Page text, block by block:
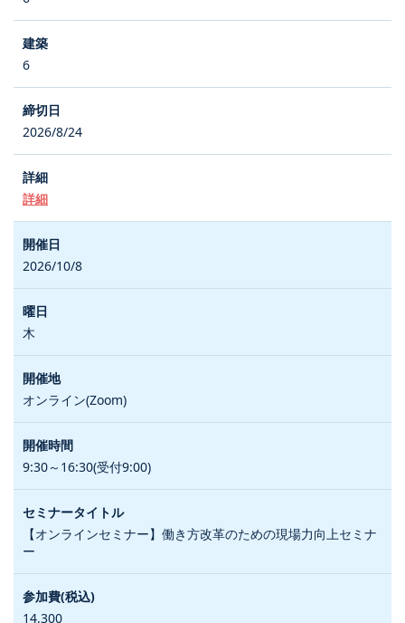
6
2026/8/24
詳細
2026/10/8
木
オンライン(Zoom)
9:30～16:30(受付9:00)
【オンラインセミナー】働き方改革のための現場力向上セミナ
ー
14,300